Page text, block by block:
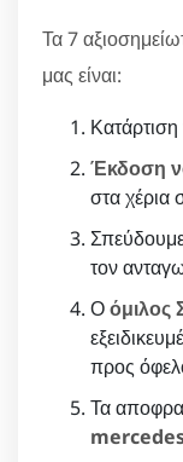
Τα 7
μας είναι:
Έκδοση
στα χέρια
τον
Οόμιλος
προς
Τα
mercedes